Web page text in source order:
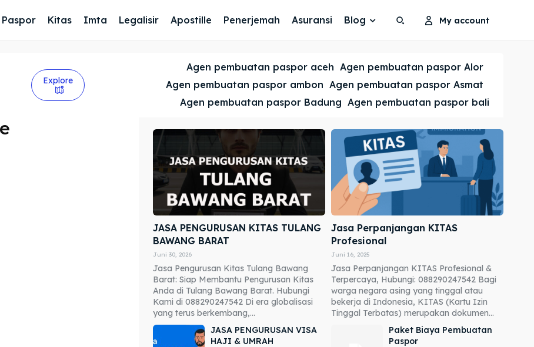
our destinations
our destinations
Paspor Kitas Imta Legalisir Apostille Penerjemah Asuransi Blog My account
Explore
Agen pembuatan paspor aceh Agen pembuatan paspor Alor
Agen pembuatan paspor ambon Agen pembuatan paspor Asmat
Agen pembuatan paspor Badung Agen pembuatan paspor bali
JASA PENGURUSAN KITAS TULANG
BAWANG BARAT
Juni 30, 2026
Jasa Pengurusan Kitas Tulang Bawang
Barat: Siap Membantu Pengurusan Kitas
Anda di Tulang Bawang Barat. Hubungi
Kami di 088290247542 Di era globalisasi
yang terus berkembang,...
Jasa Perpanjangan KITAS
Profesional
Juni 16, 2025
Jasa Perpanjangan KITAS Profesional &
Terpercaya, Hubungi: 088290247542 Bagi
warga negara asing yang tinggal atau
bekerja di Indonesia, KITAS (Kartu Izin
Tinggal Terbatas) merupakan dokumen...
JASA PENGURUSAN VISA
HAJI & UMRAH
Paket Biaya Pembuatan
Paspor